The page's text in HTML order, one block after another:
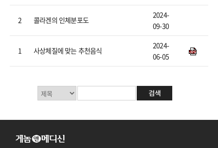
2 콜라겐의 인체분포도
2024-
09-30
1 사상체질에 맞는 추천음식
2024-
06-05